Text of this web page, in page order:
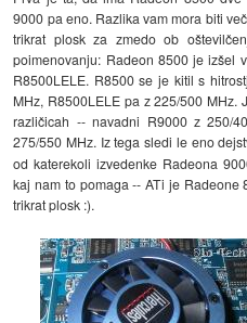
9000 pa eno. Razlika vam mora biti
trikrat plosk za zmedo ob
poimenovanju: Radeon 8500 je izšel
R8500LELE. R8500 se je kitil s
MHz, R8500LELE pa z 225/500 MHz.
različicah -- navadni R9000 z 250/
275/550 MHz. Iz tega sledi le eno
od katerekoli izvedenke Radeona
kaj nam to pomaga -- ATi je
trikrat plosk :).